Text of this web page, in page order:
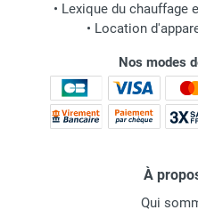
• Lexique du chauffage
• Location
Nos modes
À
Qui